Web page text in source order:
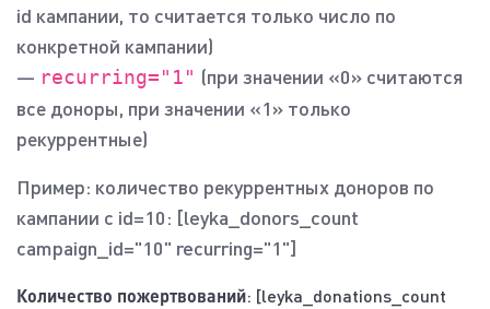
id кампании, то считается только число по
конкретной кампании)
— recurring="1" (при значении «0» считаются
все доноры, при значении «1» только
рекуррентные)
Пример: количество рекуррентных доноров по
кампании с id=10: [leyka_donors_count
campaign_id="10" recurring="1"]
Количество пожертвований: [leyka_donations_count